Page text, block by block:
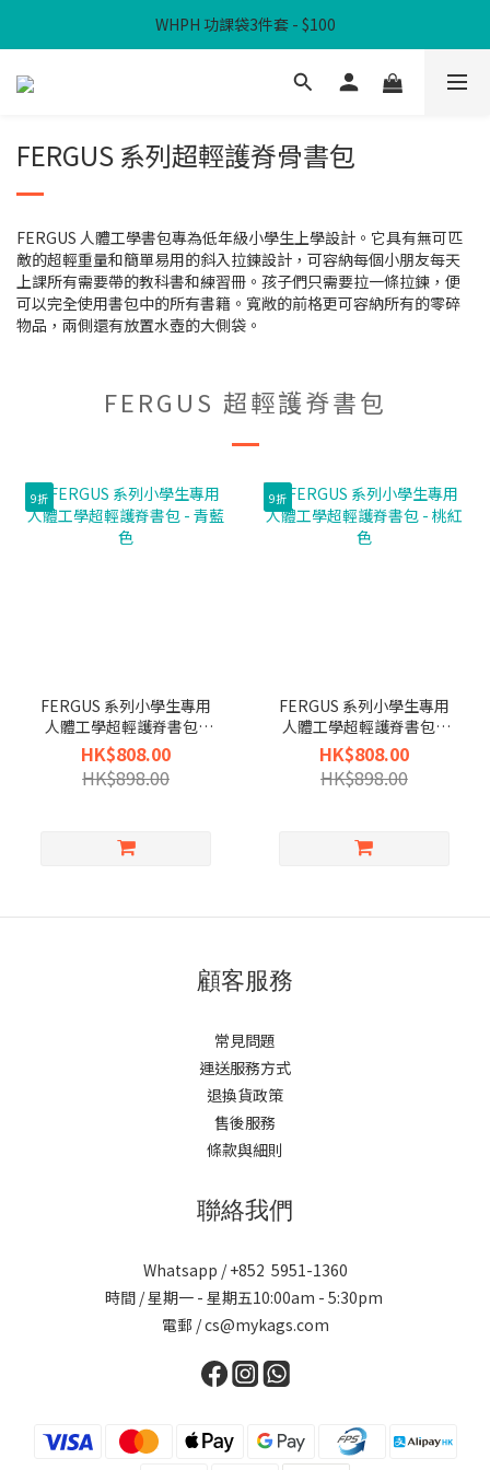
滿$300免本地運費
WHPH 功課袋3件套 - $100
滿$300免本地運費
FERGUS 系列超輕護脊骨書包
FERGUS 人體工學書包專為低年級小學生上學設計。它具有無可匹
敵的超輕重量和簡單易用的斜入拉鍊設計，可容納每個小朋友每天
上課所有需要帶的教科書和練習冊。孩子們只需要拉一條拉鍊，便
可以完全使用書包中的所有書籍。寬敞的前格更可容納所有的零碎
物品，兩側還有放置水壺的大側袋。
FERGUS 超輕護脊書包
9折
FERGUS 系列小學生專用
人體工學超輕護脊書包 -
青藍色
HK$808.00
HK$898.00
9折
FERGUS 系列小學生專用
人體工學超輕護脊書包 -
桃紅色
HK$808.00
HK$898.00
顧客服務
常見問題
運送服務方式
退換貨政策
售後服務
條款與細則
聯絡我們
Whatsapp / +852 5951-1360
時間 / 星期一 - 星期五10:00am - 5:30pm
電郵 / cs@mykags.com